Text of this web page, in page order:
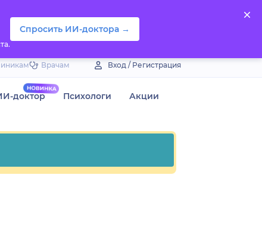
Спросить ИИ-доктора →
Врачам Вход / Регистрация
доктор Психологи Акции